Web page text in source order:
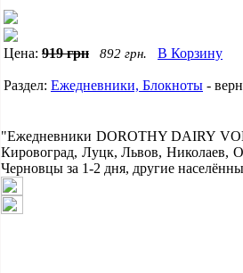
Цена: 919 грн 892 грн. В Корзину
Раздел: Ежедневники, Блокноты -
"Ежедневники DOROTHY DAIRY
Кировоград, Луцк, Львов, Николаев,
Черновцы за 1-2 дня, другие